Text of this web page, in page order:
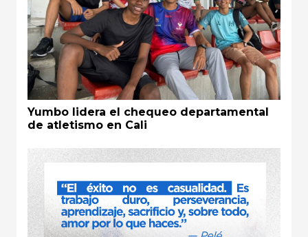
Yumbo lidera el chequeo departamental
de atletismo en Cali